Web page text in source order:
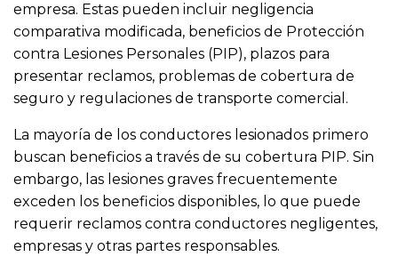
empresa. Estas pueden incluir negligencia
comparativa modificada, beneficios de Protección
contra Lesiones Personales (PIP), plazos para
presentar reclamos, problemas de cobertura de
seguro y regulaciones de transporte comercial.
La mayoría de los conductores lesionados primero
buscan beneficios a través de su cobertura PIP. Sin
embargo, las lesiones graves frecuentemente
exceden los beneficios disponibles, lo que puede
requerir reclamos contra conductores negligentes,
empresas y otras partes responsables.